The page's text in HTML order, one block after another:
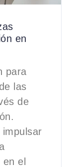
en
para
las
de
el